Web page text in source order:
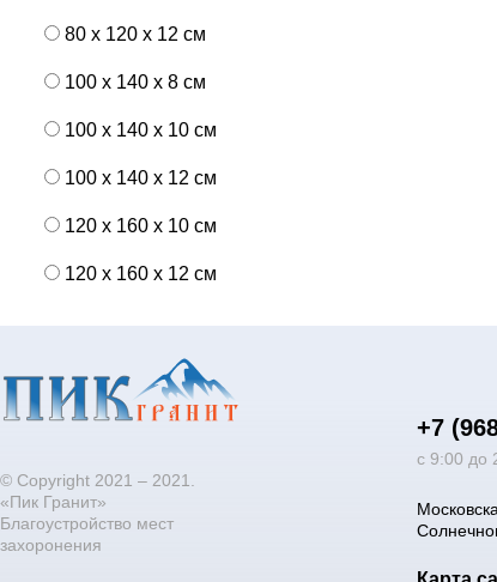
80 x 120 x 12 см
100 x 140 x 8 см
100 x 140 x 10 см
100 x 140 x 12 см
120 x 160 x 10 см
120 x 160 x 12 см
© Copyright 2021 – 2021.
«Пик Гранит»
Благоустройство мест
захоронения
+7
с 9:00 до